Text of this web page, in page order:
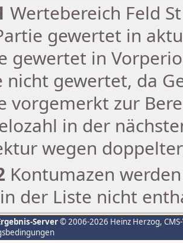
Wertebereich Feld
gewertet in
gewertet in
nicht gewertet, da
vorgemerkt zur
in der
wegen
Kontumazen
der Liste nicht
Server© 2006-2026 Heinz Herzog,